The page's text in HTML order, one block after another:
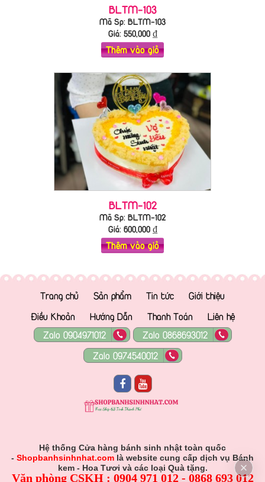
BLTM-103
Mã Sp: BLTM-103
Giá: 550,000₫
Thêm vào giỏ
BLTM-102
Mã Sp: BLTM-102
Giá: 600,000₫
Thêm vào giỏ
Trang chủ Sản phẩm Tin tức
Giới thiệu
Điều Khoản
Hướng Dẫn Thanh Toán
Liên hệ
Zalo 0904971012
Zalo 0868693012
Zalo 0974540012
Hệ thống Cửa hàng bánh sinh nhật toàn quốc
- Shopbanhsinhnhat.com là website cung cấp dịch vụ Bánh
kem - Hoa Tươi và các loại Quà tặng.
Văn phòng CSKH : 0904 971 012 - 0868 693 012